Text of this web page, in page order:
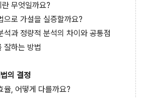
무엇일까요?
으로 가설을 실증할까요?
석과 정량적 분석의 차이와 공통점
잘하는 방법
의 결정
율, 어떻게 다를까요?